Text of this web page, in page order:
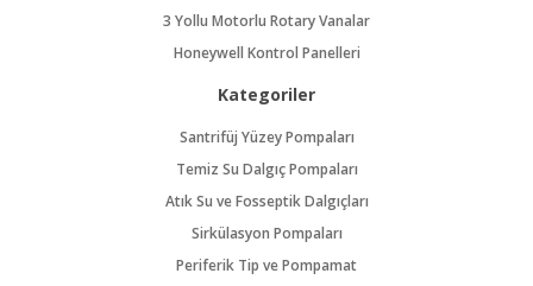
3 Yollu Motorlu Rotary Vanalar
Honeywell Kontrol Panelleri
Kategoriler
Santrifüj Yüzey Pompaları
Temiz Su Dalgıç Pompaları
Atık Su ve Fosseptik Dalgıçları
Sirkülasyon Pompaları
Periferik Tip ve Pompamat